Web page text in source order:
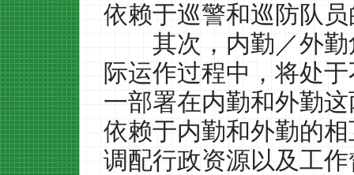
依赖于巡警和巡防队
其次，内勤／外勤
际运作过程中，将处
一部署在内勤和外勤
依赖于内勤和外勤的
调配行政资源以及工